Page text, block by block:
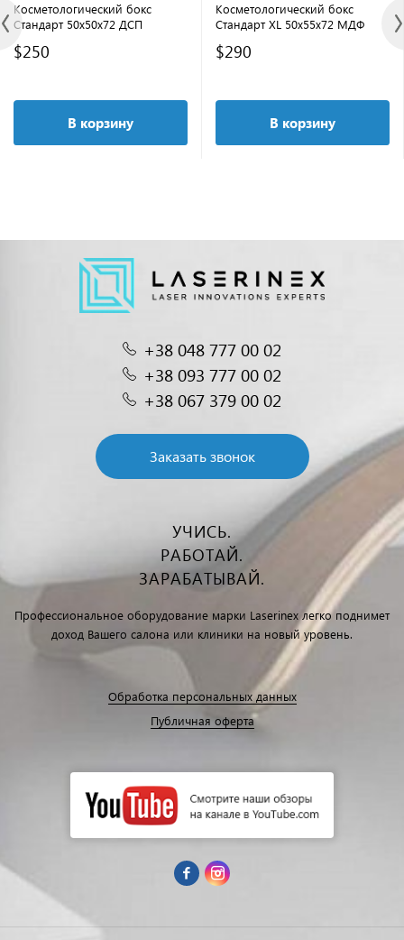
Косметологический бокс
Стандарт 50x50x72 ДСП
$250
В корзину
Косметологический бокс
Стандарт XL 50x55x72 МДФ
$290
В корзину
+38 048 777 00 02
+38 093 777 00 02
+38 067 379 00 02
Заказать звонок
УЧИСЬ.
РАБОТАЙ.
ЗАРАБАТЫВАЙ.
Профессиональное оборудование марки Laserinex легко поднимет
доход Вашего салона или клиники на новый уровень.
Обработка персональных данных
Публичная оферта